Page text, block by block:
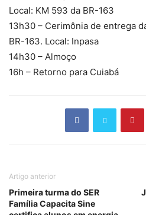
Local: KM 593 da BR-163
13h30 – Cerimônia de entrega
BR-163. Local: Inpasa
14h30 – Almoço
16h – Retorno para Cuiabá
Artigo anterior
Primeira turma do SER
Família Capacita Sine